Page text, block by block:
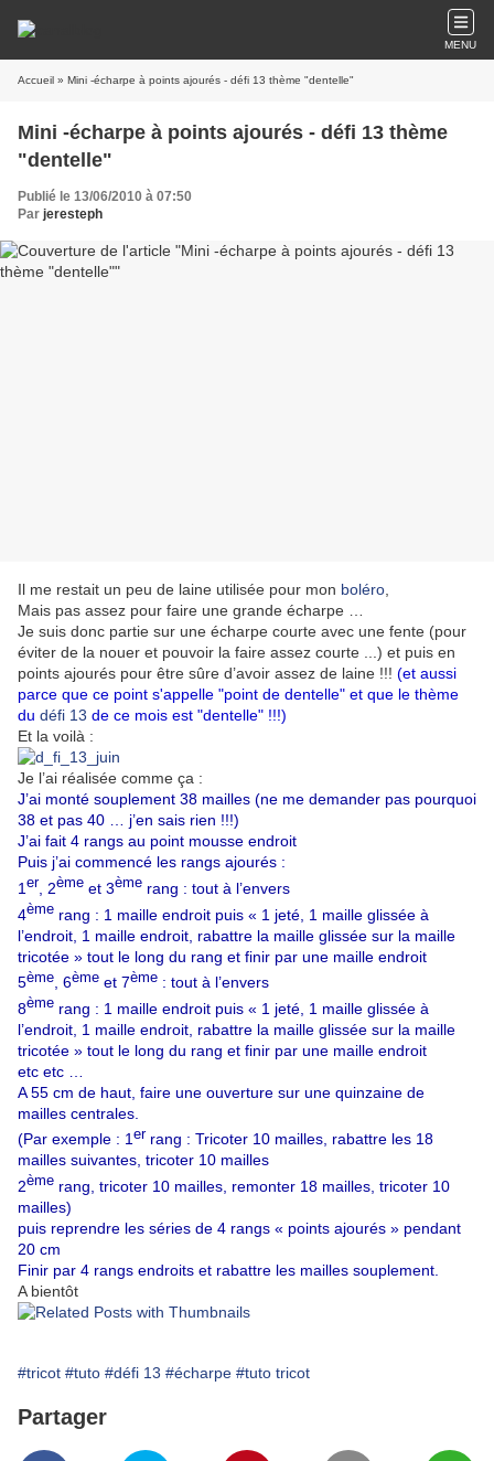
MENU
Accueil » Mini -écharpe à points ajourés - défi 13 thème "dentelle"
Mini -écharpe à points ajourés - défi 13 thème
"dentelle"
Publié le 13/06/2010 à 07:50
Par jeresteph
Il me restait un peu de laine utilisée pour mon boléro
Mais pas assez pour faire une grande écharpe …
Je suis donc partie sur une écharpe courte avec une fente (pour
éviter de la nouer et pouvoir la faire assez courte ...) et puis en
points ajourés pour être sûre d’avoir assez de laine !!! (et aussi
parce que ce point s'appelle "point de dentelle" et que le thème
du défi 13 de ce mois est "dentelle" !!!)
Et la voilà :
Je l’ai réalisée comme ça :
J’ai monté souplement 38 mailles (ne me demander pas pourquoi
38 et pas 40 … j’en sais rien !!!)
J’ai fait 4 rangs au point mousse endroit
Puis j’ai commencé les rangs ajourés :
1 er , 2ème et 3ème rang : tout à l’envers
4ème rang : 1 maille endroit puis « 1 jeté, 1 maille glissée à
l’endroit, 1 maille endroit, rabattre la maille glissée sur la maille
tricotée » tout le long du rang et finir par une maille endroit
5ème , 6ème et 7ème : tout à l’envers
8ème rang : 1 maille endroit puis « 1 jeté, 1 maille glissée à
l’endroit, 1 maille endroit, rabattre la maille glissée sur la maille
tricotée » tout le long du rang et finir par une maille endroit
etc etc …
A 55 cm de haut, faire une ouverture sur une quinzaine de
mailles centrales.
(Par exemple : 1er rang : Tricoter 10 mailles, rabattre les 18
mailles suivantes, tricoter 10 mailles
2ème rang, tricoter 10 mailles, remonter 18 mailles, tricoter 10
mailles)
puis reprendre les séries de 4 rangs « points ajourés » pendant
20 cm
Finir par 4 rangs endroits et rabattre les mailles souplement.
A bientôt
#tricot #tuto #défi 13 #écharpe #tuto tricot
Partager